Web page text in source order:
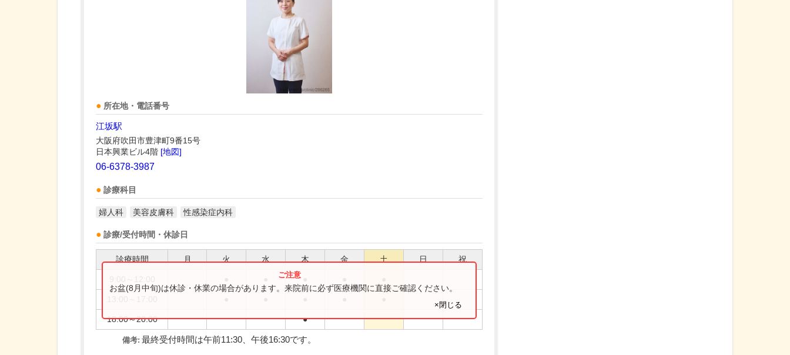
所在地・電話番号
江坂駅
大阪府吹田市豊津町9番15号
日本興業ビル4階 [地図]
06-6378-3987
診療科目
婦人科 美容皮膚科 性感染症内科
診療/受付時間・休診日
診療時間 月 火 水 木 金 土 日 祝
18:00～20:00 ●
お盆(8月中旬)は休診・休業の場合があります。来院前に必ず医療機関に直接ご確認ください。
×閉じる
備考: 最終受付時間は午前11:30、午後16:30です。